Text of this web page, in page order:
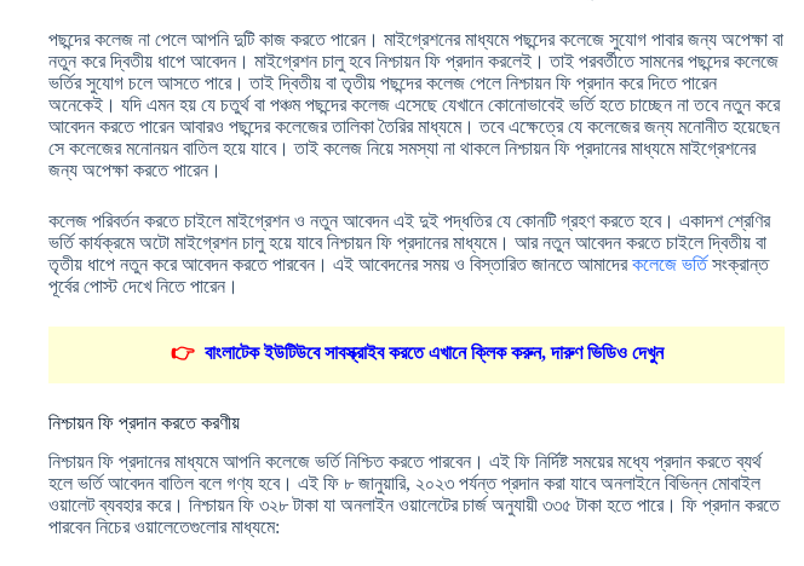
পছন্দের কলেজ না পেলে আপনি দুটি কাজ করতে পারেন। মাইগ্রেশনের মাধ্যমে পছন্দের কলেজে সুযোগ পাবার জন্য অপেক্ষা বা
নতুন করে দ্বিতীয় ধাপে আবেদন। মাইগ্রেশন চালু হবে নিশ্চায়ন ফি প্রদান করলেই। তাই পরবর্তীতে সামনের পছন্দের কলেজে
ভর্তির সুযোগ চলে আসতে পারে। তাই দ্বিতীয় বা তৃতীয় পছন্দের কলেজ পেলে নিশ্চায়ন ফি প্রদান করে দিতে পারেন
অনেকেই। যদি এমন হয় যে চতুর্থ বা পঞ্চম পছন্দের কলেজ এসেছে যেখানে কোনোভাবেই ভর্তি হতে চাচ্ছেন না তবে নতুন করে
আবেদন করতে পারেন আবারও পছন্দের কলেজের তালিকা তৈরির মাধ্যমে। তবে এক্ষেত্রে যে কলেজের জন্য মনোনীত হয়েছেন
সে কলেজের মনোনয়ন বাতিল হয়ে যাবে। তাই কলেজ নিয়ে সমস্যা না থাকলে নিশ্চায়ন ফি প্রদানের মাধ্যমে মাইগ্রেশনের
জন্য অপেক্ষা করতে পারেন।
কলেজ পরিবর্তন করতে চাইলে মাইগ্রেশন ও নতুন আবেদন এই দুই পদ্ধতির যে কোনটি গ্রহণ করতে হবে। একাদশ শ্রেণির
ভর্তি কার্যক্রমে অটো মাইগ্রেশন চালু হয়ে যাবে নিশ্চায়ন ফি প্রদানের মাধ্যমে। আর নতুন আবেদন করতে চাইলে দ্বিতীয় বা
তৃতীয় ধাপে নতুন করে আবেদন করতে পারবেন। এই আবেদনের সময় ও বিস্তারিত জানতে আমাদেরকলেজে ভর্তিসংক্রান্ত
পূর্বের পোস্ট দেখে নিতে পারেন।
👉 বাংলাটেক ইউটিউবে সাবস্ক্রাইব করতে এখানে ক্লিক করুন, দারুণ ভিডিও দেখুন
নিশ্চায়ন ফি প্রদান করতে করণীয়
নিশ্চায়ন ফি প্রদানের মাধ্যমে আপনি কলেজে ভর্তি নিশ্চিত করতে পারবেন। এই ফি নির্দিষ্ট সময়ের মধ্যে প্রদান করতে ব্যর্থ
হলে ভর্তি আবেদন বাতিল বলে গণ্য হবে। এই ফি ৮ জানুয়ারি, ২০২৩ পর্যন্ত প্রদান করা যাবে অনলাইনে বিভিন্ন মোবাইল
ওয়ালেট ব্যবহার করে। নিশ্চায়ন ফি ৩২৮ টাকা যা অনলাইন ওয়ালেটের চার্জ অনুযায়ী ৩৩৫ টাকা হতে পারে। ফি প্রদান করতে
পারবেন নিচের ওয়ালেতেগুলোর মাধ্যমে: